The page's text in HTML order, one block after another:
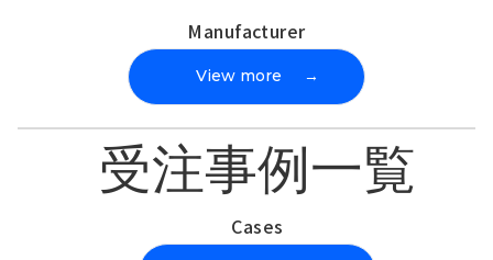
Manufacturer
View more →
受注事例一覧
Cases